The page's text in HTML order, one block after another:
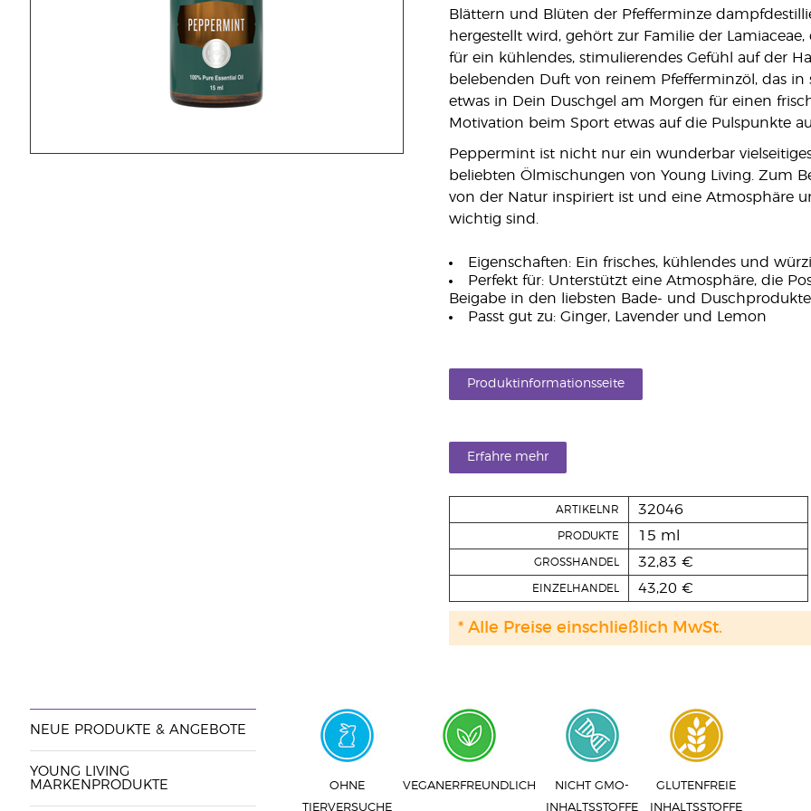
Blättern und Blüten der Pfefferminze
hergestellt wird, gehört zur Familie der
für ein kühlendes, stimulierendes Gefühl auf der
belebenden Duft von reinem Pfefferminzöl, das
etwas in Dein Duschgel am Morgen für einen
Motivation beim Sport etwas auf die Pulspunkte
Peppermint ist nicht nur ein wunderbar
beliebten Ölmischungen von Young Living. Zum
von der Natur inspiriert ist und eine Atmosphäre
wichtig sind.
Eigenschaften: Ein frisches, kühlendes und
Perfekt für: Unterstützt eine Atmosphäre, die
Beigabe in den liebsten Bade- und
Passt gut zu: Ginger, Lavender und Lemon
Produktinformationsseite
Erfahre mehr
ARTIKELNR 32046
PRODUKTE 15 ml
GROSSHANDEL 32,83 €
EINZELHANDEL 43,20 €
* Alle Preise einschließlich MwSt.
NEUE PRODUKTE & ANGEBOTE
YOUNG LIVING
MARKENPRODUKTE
OHNE
TIERVERSUCHE
VEGANERFREUNDLICH
NICHT GMO-
INHALTSSTOFFE
GLUTENFREIE
INHALTSSTOFFE